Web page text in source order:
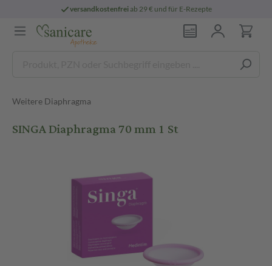
versandkostenfreiab 29 € und für E-Rezepte
Weitere Diaphragma
SINGA Diaphragma 70 mm 1 St